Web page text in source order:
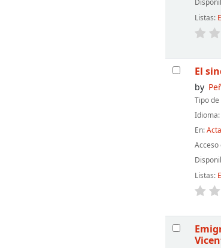
Listas:
El
by
Tipo
Idioma:
En:
Acceso
Listas: